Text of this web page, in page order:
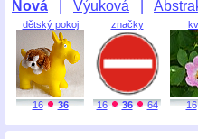
Nová Výuková
dětský pokoj
16 36
značky
16 36 64 16